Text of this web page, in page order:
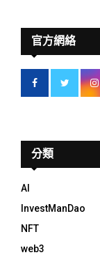
官方網絡
分類
AI
InvestManDao
NFT
web3